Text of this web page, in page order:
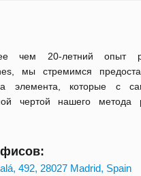
чем 20-летний опыт
мы стремимся
элемента, которые с
чертой нашего метода
492, 28027 Madrid, Spain